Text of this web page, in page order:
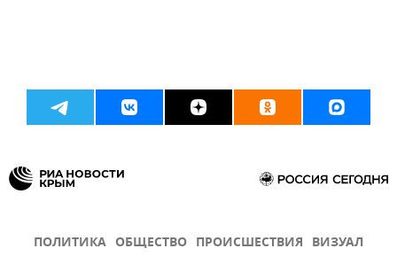
ПОЛИТИКА ОБЩЕСТВО ПРОИСШЕСТВИЯ ВИЗУАЛ